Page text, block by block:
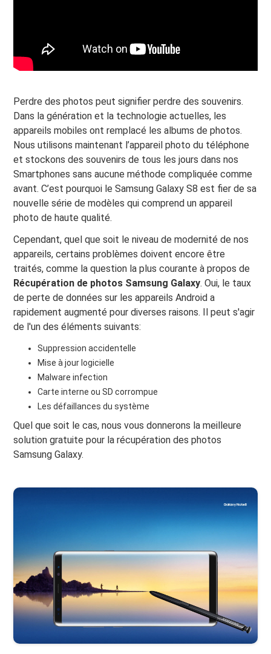
Perdre des photos peut signifier perdre des souvenirs.
Dans la génération et la technologie actuelles, les
appareils mobiles ont remplacé les albums de photos.
Nous utilisons maintenant l’appareil photo du téléphone
et stockons des souvenirs de tous les jours dans nos
Smartphones sans aucune méthode compliquée comme
avant. C’est pourquoi le Samsung Galaxy S8 est fier de sa
nouvelle série de modèles qui comprend un appareil
photo de haute qualité.
Cependant, quel que soit le niveau de modernité de nos
appareils, certains problèmes doivent encore être
traités, comme la question la plus courante à propos de
Récupération de photos Samsung Galaxy. Oui, le taux
de perte de données sur les appareils Android a
rapidement augmenté pour diverses raisons. Il peut s'agir
de l'un des éléments suivants:
Suppression accidentelle
Mise à jour logicielle
Malware infection
Carte interne ou SD corrompue
Les défaillances du système
Quel que soit le cas, nous vous donnerons la meilleure
solution gratuite pour la récupération des photos
Samsung Galaxy.